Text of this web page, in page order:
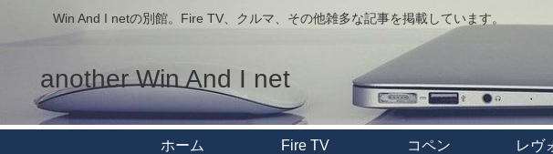
Win And I netの別館。Fire TV、クルマ、その他雑多な記事を掲載しています。
another Win And I net
ホーム Fire TV コペン レヴ